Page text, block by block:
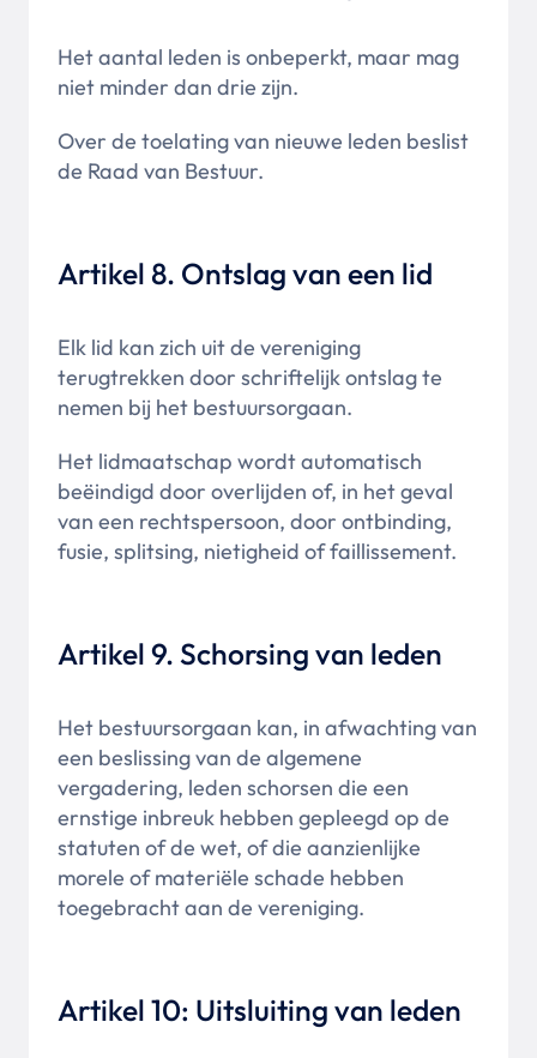
Het aantal leden is onbeperkt, maar mag
niet minder dan drie zijn.
Over de toelating van nieuwe leden beslist
de Raad van Bestuur.
Artikel 8. Ontslag van een lid
Elk lid kan zich uit de vereniging
terugtrekken door schriftelijk ontslag te
nemen bij het bestuursorgaan.
Het lidmaatschap wordt automatisch
beëindigd door overlijden of, in het geval
van een rechtspersoon, door ontbinding,
fusie, splitsing, nietigheid of faillissement.
Artikel 9. Schorsing van leden
Het bestuursorgaan kan, in afwachting van
een beslissing van de algemene
vergadering, leden schorsen die een
ernstige inbreuk hebben gepleegd op de
statuten of de wet, of die aanzienlijke
morele of materiële schade hebben
toegebracht aan de vereniging.
Artikel 10: Uitsluiting van leden